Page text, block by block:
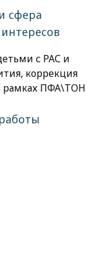
сфера
с РАС и
коррекция
рамках ПФА\ТОН